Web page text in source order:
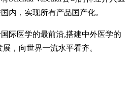
内，实现所有产品国产化。
际医学的最前沿,搭建中外医学的
，向世界一流水平看齐。